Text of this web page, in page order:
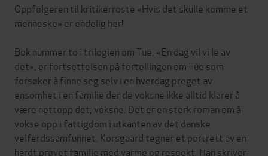
Oppfølgeren til kritikerroste «Hvis det skulle komme et
menneske» er endelig her!
Bok nummer to i trilogien om Tue, «En dag vil vi le av
det», er fortsettelsen på fortellingen om Tue som
forsøker å finne seg selv i en hverdag preget av
ensomhet i en familie der de voksne ikke alltid klarer å
være nettopp det, voksne. Det er en sterk roman om å
vokse opp i fattigdom i utkanten av det danske
velferdssamfunnet. Korsgaard tegner et portrett av en
hardt prøvet familie med varme og respekt. Han skriver